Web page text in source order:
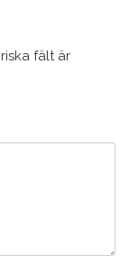
fält är